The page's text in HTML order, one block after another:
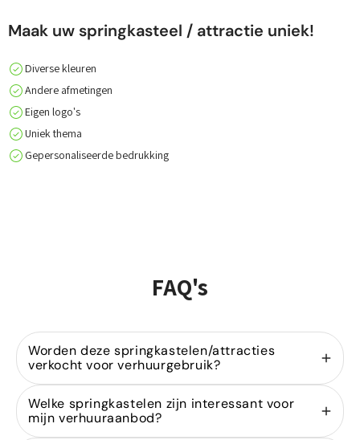
Maak uw springkasteel / attractie uniek!
Diverse kleuren
Andere afmetingen
Eigen logo's
Uniek thema
Gepersonaliseerde bedrukking
FAQ's
Worden deze springkastelen/attracties
verkocht voor verhuurgebruik?
Ja, wij zijn gespecialiseerd in de
springkastelenvoor verhuurders. Onze modellen
zijn ontworpen voor intensief gebruik binnen de
Welke springkastelen zijn interessant voor
mijn verhuuraanbod?